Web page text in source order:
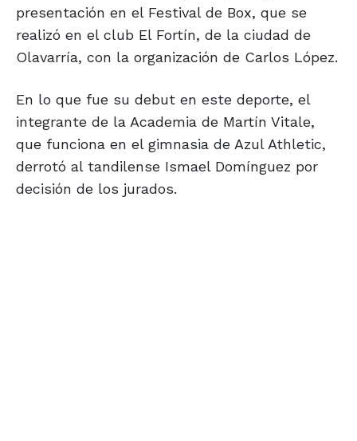
presentación en el Festival de Box, que se
realizó en el club El Fortín, de la ciudad de
Olavarría, con la organización de Carlos López.
En lo que fue su debut en este deporte, el
integrante de la Academia de Martín Vitale,
que funciona en el gimnasia de Azul Athletic,
derrotó al tandilense Ismael Domínguez por
decisión de los jurados.